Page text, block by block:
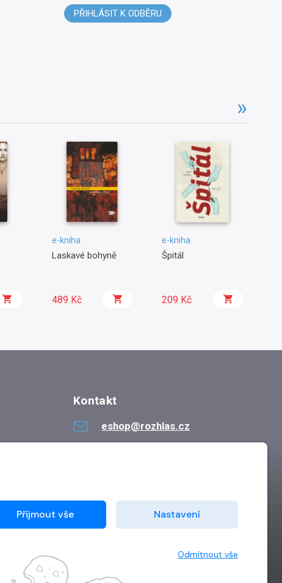
PŘIHLÁSIT K ODBĚRU
e-kniha
Laskavé bohyně
489 Kč
e-kniha
Špitál
209 Kč
Kontakt
eshop@rozhlas.cz
Přijmout vše Nastavení
Odmítnout vše